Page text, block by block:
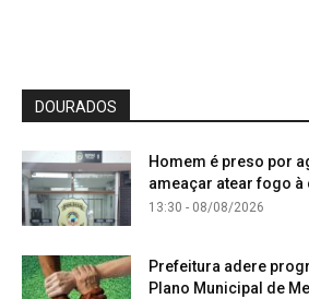
DOURADOS
Homem é preso por
ameaçar atear fogo à
13:30 - 08/08/2026
Prefeitura adere
Plano Municipal de